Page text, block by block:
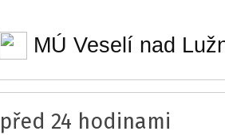
MÚ Veselí nad
před 24 hodinami